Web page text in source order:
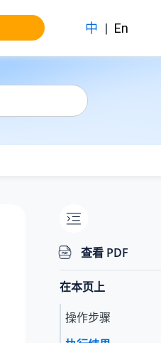
中 | En
查看 PDF
在本页上
操作步骤